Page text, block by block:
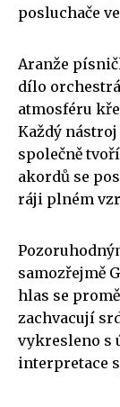
posluchače
Aranže
dílo
atmosféru
Každý
společně
akordů se
ráji plném
samozřejmě
hlas se
zachvacují
vykresleno s
interpretace